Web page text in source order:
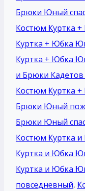
Брюки Юный
Костюм Куртка
Куртка + Юбка
Куртка + Юбка
и Брюки
Костюм Куртка
Брюки Юный
Брюки Юный
Костюм Куртка
Куртка и Юбка
Куртка и Юбка
повседневный,